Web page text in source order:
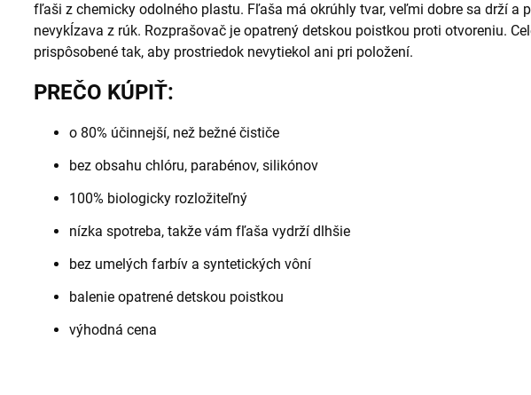
fľaši z chemicky odolného plastu. Fľaša má okrúhly tvar, veľmi dobre sa drží a
nevykĺzava z rúk. Rozprašovač je opatrený detskou poistkou proti otvoreniu.
prispôsobené tak, aby prostriedok nevytiekol ani pri položení.
PREČO KÚPIŤ:
o 80% účinnejší, než bežné čističe
bez obsahu chlóru, parabénov, silikónov
100% biologicky rozložiteľný
nízka spotreba, takže vám fľaša vydrží dlhšie
bez umelých farbív a syntetických vôní
balenie opatrené detskou poistkou
výhodná cena